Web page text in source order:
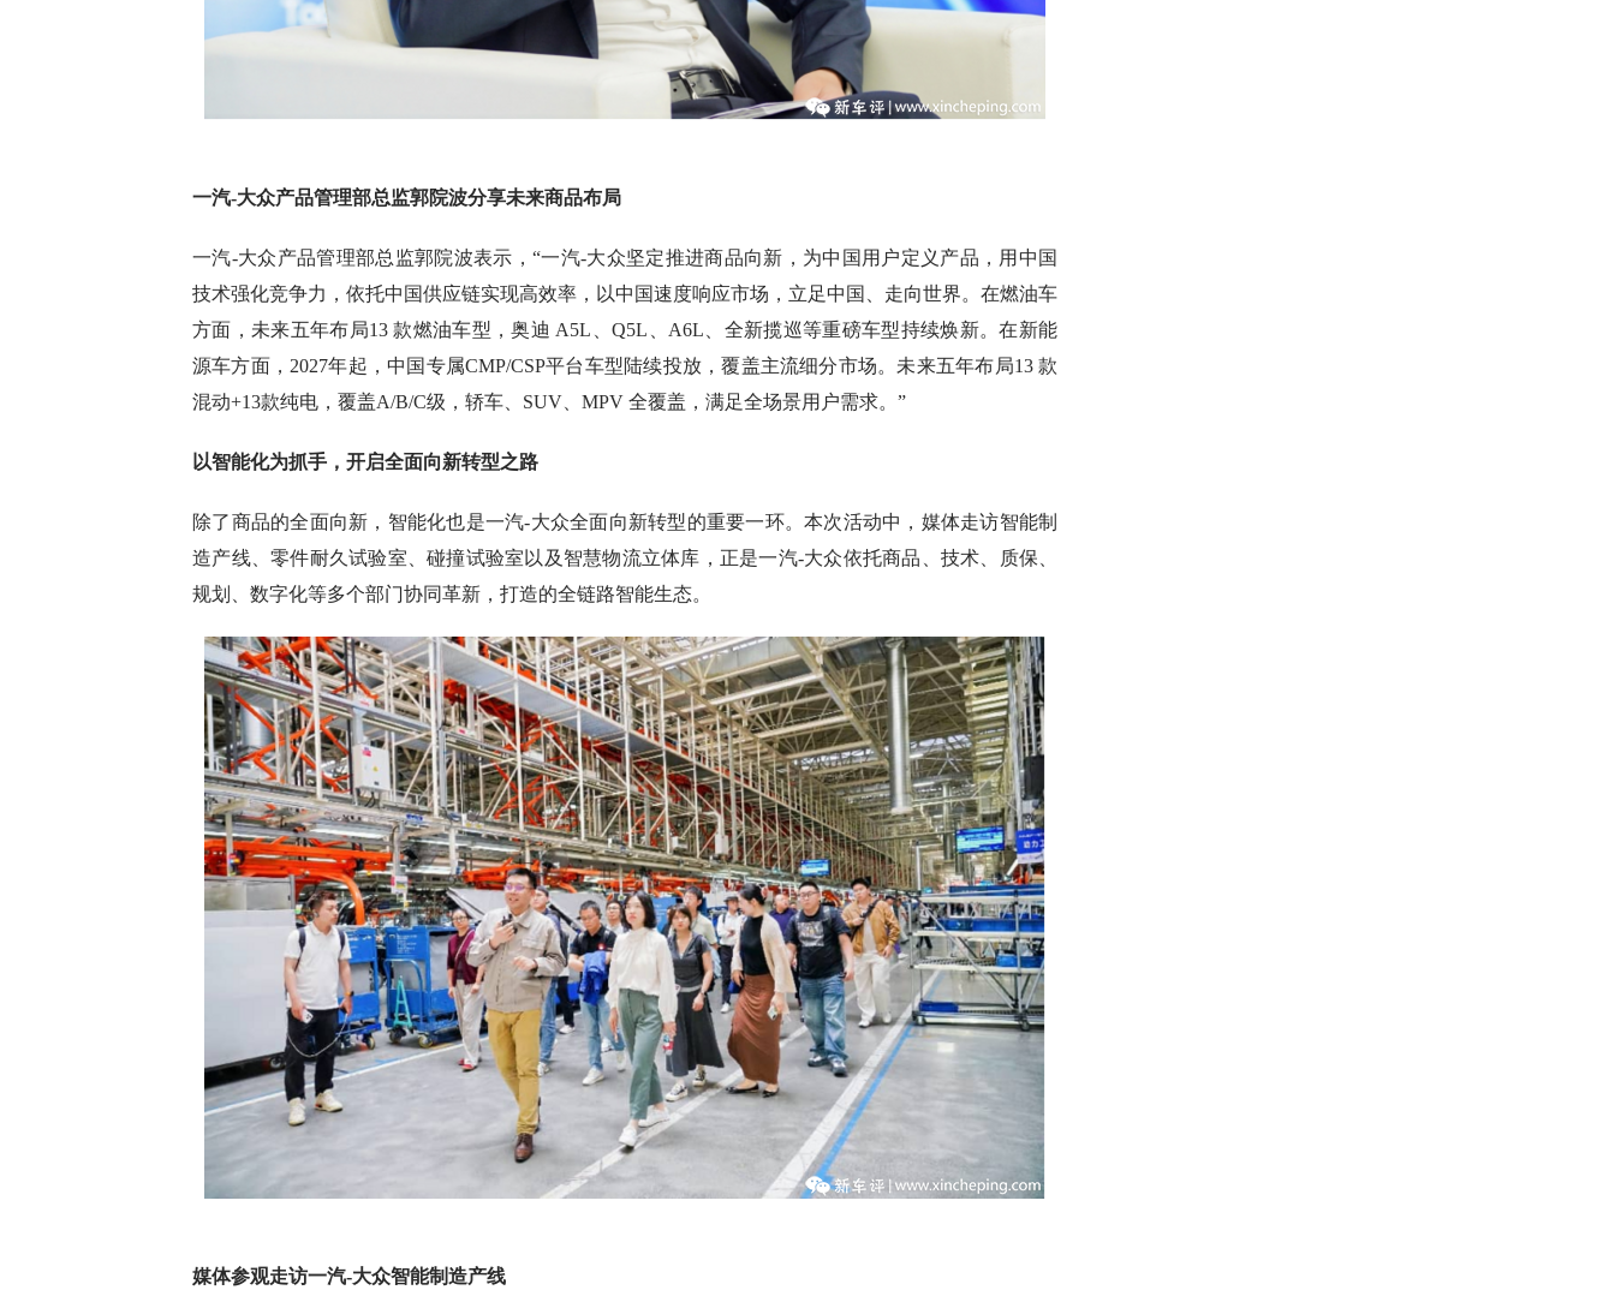
一汽-大众产品管理部总监郭院波分享未来商品布局
一汽-大众产品管理部总监郭院波表示，“一汽-大众坚定推进商品向新，为中国用户定义产品，用中国
技术强化竞争力，依托中国供应链实现高效率，以中国速度响应市场，立足中国、走向世界。在燃油车
方面，未来五年布局13 款燃油车型，奥迪 A5L、Q5L、A6L、全新揽巡等重磅车型持续焕新。在新能
源车方面，2027年起，中国专属CMP/CSP平台车型陆续投放，覆盖主流细分市场。未来五年布局13 款
混动+13款纯电，覆盖A/B/C级，轿车、SUV、MPV 全覆盖，满足全场景用户需求。”
以智能化为抓手，开启全面向新转型之路
除了商品的全面向新，智能化也是一汽-大众全面向新转型的重要一环。本次活动中，媒体走访智能制
造产线、零件耐久试验室、碰撞试验室以及智慧物流立体库，正是一汽-大众依托商品、技术、质保、
规划、数字化等多个部门协同革新，打造的全链路智能生态。
媒体参观走访一汽-大众智能制造产线